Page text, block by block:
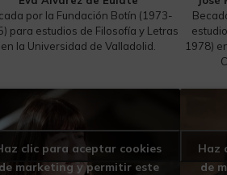
por la Fundación Botín (1973-
para estudios de Filosofía y Letras
en la Universidad de Valladolid.
1978)
clic para aceptar cookies
de marketing y permitir este
Haz
de